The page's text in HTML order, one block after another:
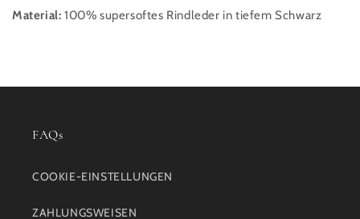
Material: 100% supersoftes Rindleder in tiefem Schwarz
FAQs
COOKIE-EINSTELLUNGEN
ZAHLUNGSWEISEN